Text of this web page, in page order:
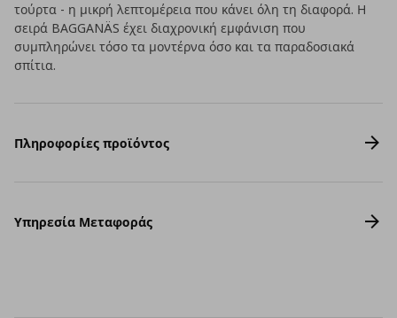
τούρτα - η μικρή λεπτομέρεια που κάνει όλη τη διαφορά. Η
σειρά BAGGANÄS έχει διαχρονική εμφάνιση που
συμπληρώνει τόσο τα μοντέρνα όσο και τα παραδοσιακά
σπίτια.
Πληροφορίες προϊόντος
Υπηρεσία Μεταφοράς